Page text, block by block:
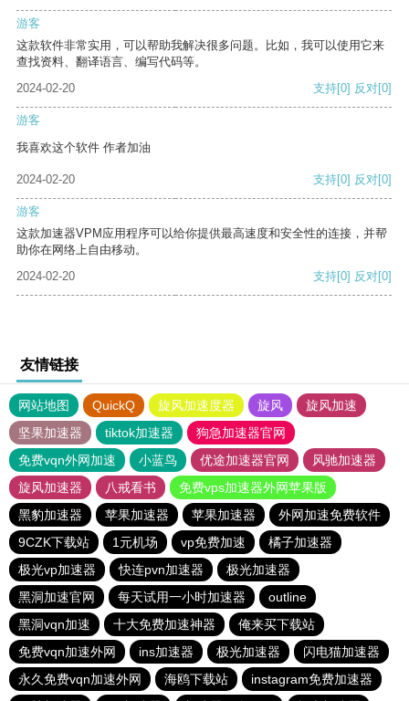
游客
这款软件非常实用，可以帮助我解决很多问题。比如，我可以使用它来
查找资料、翻译语言、编写代码等。
2024-02-20
支持[0] 反对[0]
游客
我喜欢这个软件 作者加油
2024-02-20 支持[0] 反对[0]
游客
这款加速器VPM应用程序可以给你提供最高速度和安全性的连接，并帮
助你在网络上自由移动。
2024-02-20
支持[0] 反对[0]
友情链接
网站地图 QuickQ 旋风加速度器 旋风
旋风加速
坚果加速器
tiktok加速器
狗急加速器官网
免费vqn外网加速
小蓝鸟 优途加速器官网
风驰加速器
旋风加速器
八戒看书
免费vps加速器外网苹果版
黑豹加速器
苹果加速器 苹果加速器
外网加速免费软件
9CZK下载站
1元机场 vp免费加速
橘子加速器
极光vp加速器
快连pvn加速器
极光加速器
黑洞加速官网
每天试用一小时加速器
outline
黑洞vqn加速
十大免费加速神器
俺来买下载站
免费vqn加速外网
ins加速器 极光加速器
闪电猫加速器
永久免费vqn加速外网
海鸥下载站
instagram免费加速器